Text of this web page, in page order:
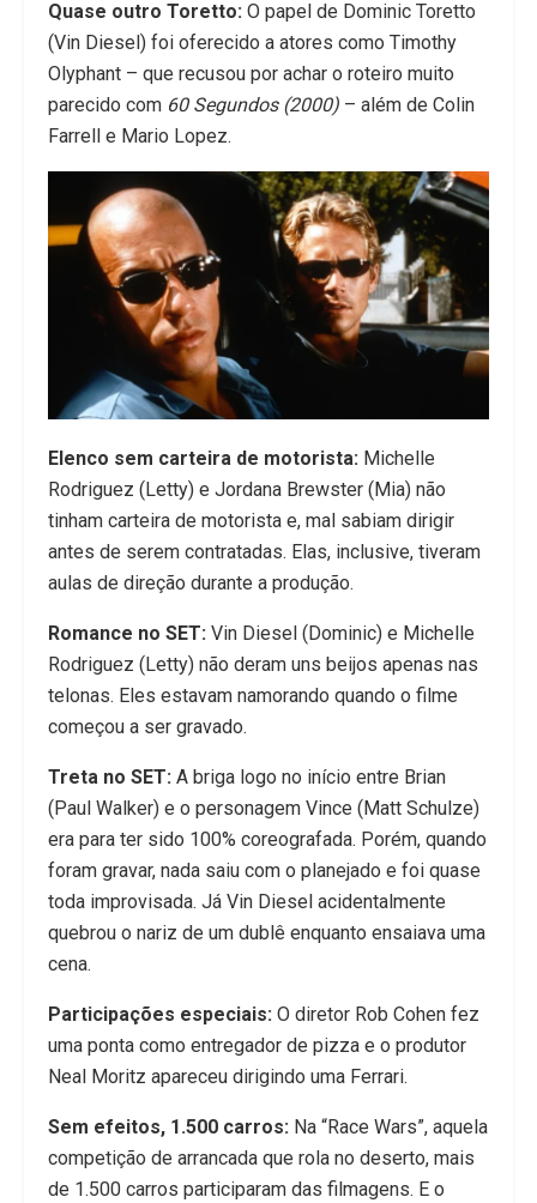
Quase outro Toretto: O papel de Dominic Toretto
(Vin Diesel) foi oferecido a atores como Timothy
Olyphant – que recusou por achar o roteiro muito
parecido com 60 Segundos (2000) – além de Colin
Farrell e Mario Lopez.
Elenco sem carteira de motorista: Michelle
Rodriguez (Letty) e Jordana Brewster (Mia) não
tinham carteira de motorista e, mal sabiam dirigir
antes de serem contratadas. Elas, inclusive, tiveram
aulas de direção durante a produção.
Romance no SET: Vin Diesel (Dominic) e Michelle
Rodriguez (Letty) não deram uns beijos apenas nas
telonas. Eles estavam namorando quando o filme
começou a ser gravado.
Treta no SET: A briga logo no início entre Brian
(Paul Walker) e o personagem Vince (Matt Schulze)
era para ter sido 100% coreografada. Porém, quando
foram gravar, nada saiu com o planejado e foi quase
toda improvisada. Já Vin Diesel acidentalmente
quebrou o nariz de um dublê enquanto ensaiava uma
cena.
Participações especiais: O diretor Rob Cohen fez
uma ponta como entregador de pizza e o produtor
Neal Moritz apareceu dirigindo uma Ferrari.
Sem efeitos, 1.500 carros: Na “Race Wars”, aquela
competição de arrancada que rola no deserto, mais
de 1.500 carros participaram das filmagens. E o